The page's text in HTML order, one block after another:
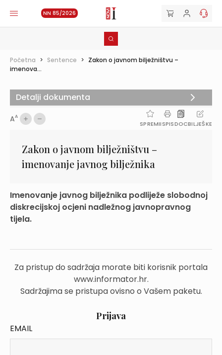
NN 85/2026
Početna > Sentence > Zakon o javnom bilježništvu –
imenova...
AA
SPREMIISPISDOCBILJEŠKE
Zakon o javnom bilježništvu –
imenovanje javnog bilježnika
Imenovanje javnog bilježnika podliježe slobodnoj
diskrecijskoj ocjeni nadležnog javnopravnog
tijela.
Za pristup do sadržaja morate biti korisnik portala
www.informator.hr.
Sadržajima se pristupa ovisno o Vašem paketu.
Prijava
EMAIL
Detalji dokumenta